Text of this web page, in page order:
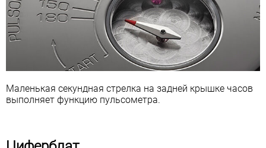
Маленькая секундная стрелка на задней крышке часов
выполняет функцию пульсометра.